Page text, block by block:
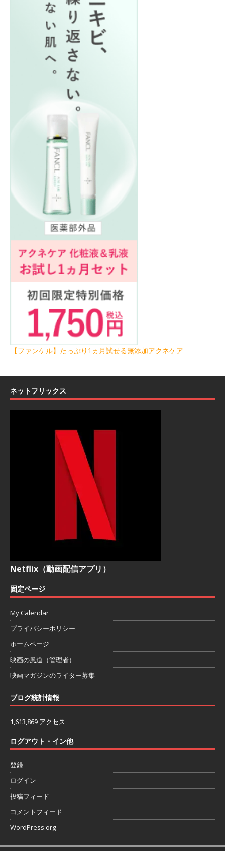
【ファンケル】たっぷり1ヵ月試せる無添加アクネケア
ネットフリックス
Netflix（動画配信アプリ）
固定ページ
My Calendar
プライバシーポリシー
ホームページ
映画の風道（管理者）
映画マガジンのライター募集
ブログ統計情報
1,613,869 アクセス
ログアウト・イン他
登録
ログイン
投稿フィード
コメントフィード
WordPress.org